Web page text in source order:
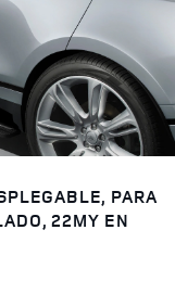
PARA
22MY EN